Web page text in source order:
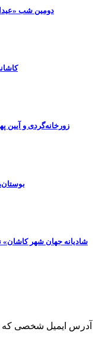
دومین شب
زورخانه‌گردی و آیین
«شادیانه جهان شهر
آدرس ایمیل شخصی که